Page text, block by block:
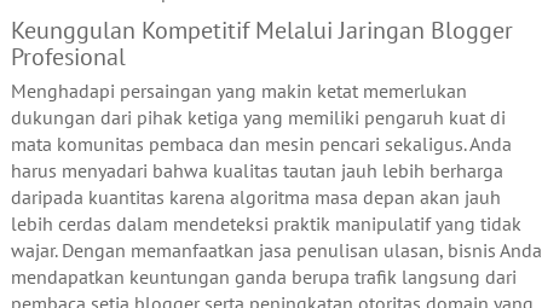
Keunggulan Kompetitif Melalui Jaringan Blogger
Profesional
Menghadapi persaingan yang makin ketat memerlukan
dukungan dari pihak ketiga yang memiliki pengaruh kuat di
mata komunitas pembaca dan mesin pencari sekaligus. Anda
harus menyadari bahwa kualitas tautan jauh lebih berharga
daripada kuantitas karena algoritma masa depan akan jauh
lebih cerdas dalam mendeteksi praktik manipulatif yang tidak
wajar. Dengan memanfaatkan jasa penulisan ulasan, bisnis Anda
mendapatkan keuntungan ganda berupa trafik langsung dari